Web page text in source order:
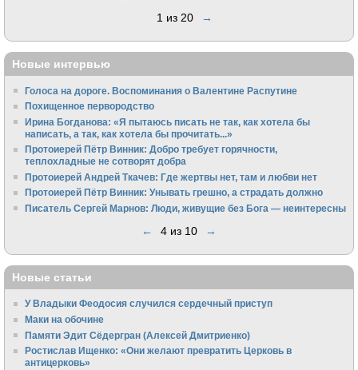
1 из 20 →
Новые интервью
Голоса на дороге. Воспоминания о Валентине Распутине
Похищенное первородство
Ирина Богданова: «Я пытаюсь писать не так, как хотела бы
написать, а так, как хотела бы прочитать...»
Протоиерей Пётр Винник: Добро требует горячности,
теплохладные не сотворят добра
Протоиерей Андрей Ткачев: Где жертвы нет, там и любви нет
Протоиерей Пётр Винник: Унывать грешно, а страдать должно
Писатель Сергей Марнов: Люди, живущие без Бога — неинтересны
← 4 из 10 →
Новые статьи
У Владыки Феодосия случился сердечный приступ
Маки на обочине
Памяти Эдит Сёдергран (Алексей Дмитриенко)
Ростислав Ищенко: «Они желают превратить Церковь в
антицерковь»